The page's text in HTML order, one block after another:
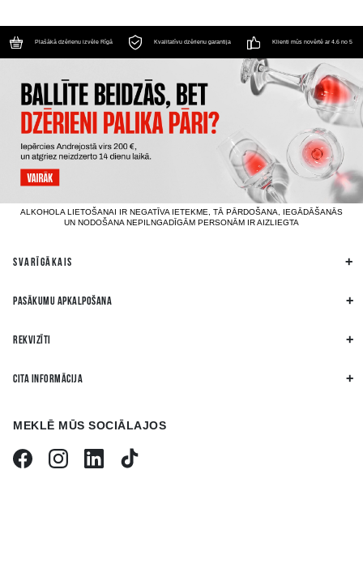
Plašākā dzērienu izvēle Rīgā Kvalitatīvu dzērienu garantija Klienti mūs novērtē ar 4.6 no 5
ALKOHOLA LIETOŠANAI IR NEGATĪVA IETEKME, TĀ PĀRDOŠANA, IEGĀDĀŠANĀS
UN NODOŠANA NEPILNGADĪGĀM PERSONĀM IR AIZLIEGTA
SVARĪGĀKAIS
PASĀKUMU APKALPOŠANA
REKVIZĪTI
CITA INFORMĀCIJA
MEKLĒ MŪS SOCIĀLAJOS